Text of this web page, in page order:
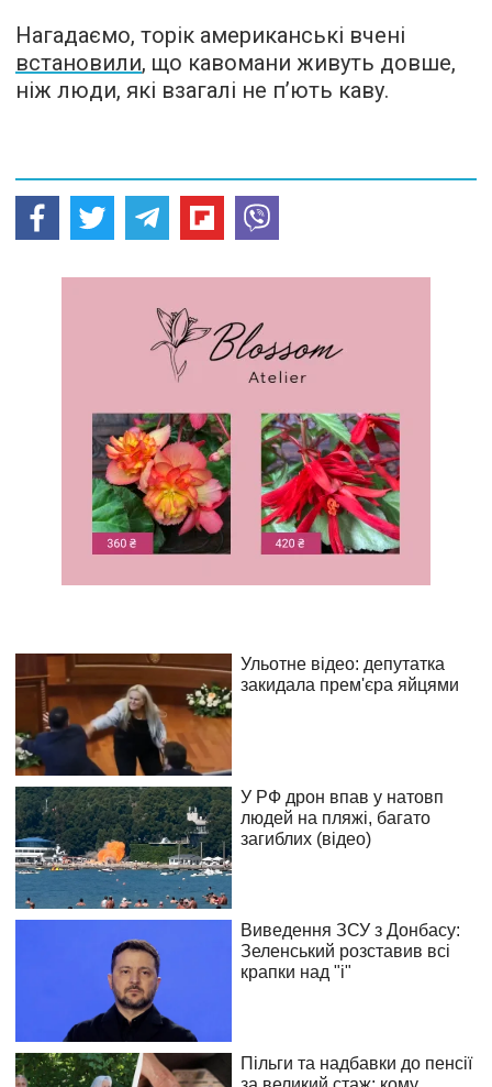
Нагадаємо, торік американські вчені
встановили, що кавомани живуть довше,
ніж люди, які взагалі не п’ють каву.